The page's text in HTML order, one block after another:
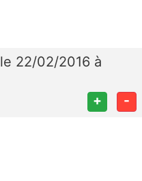
le 22/02/2016 à
+ -